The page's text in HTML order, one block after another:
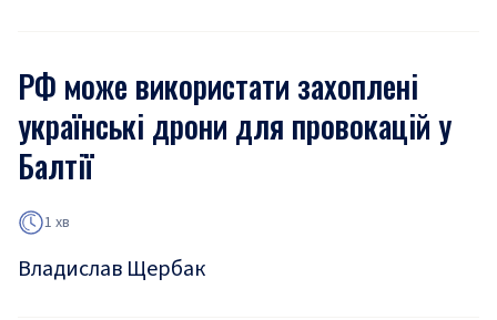
РФ може використати захоплені
українські дрони для провокацій у
Балтії
1 хв
Владислав Щербак